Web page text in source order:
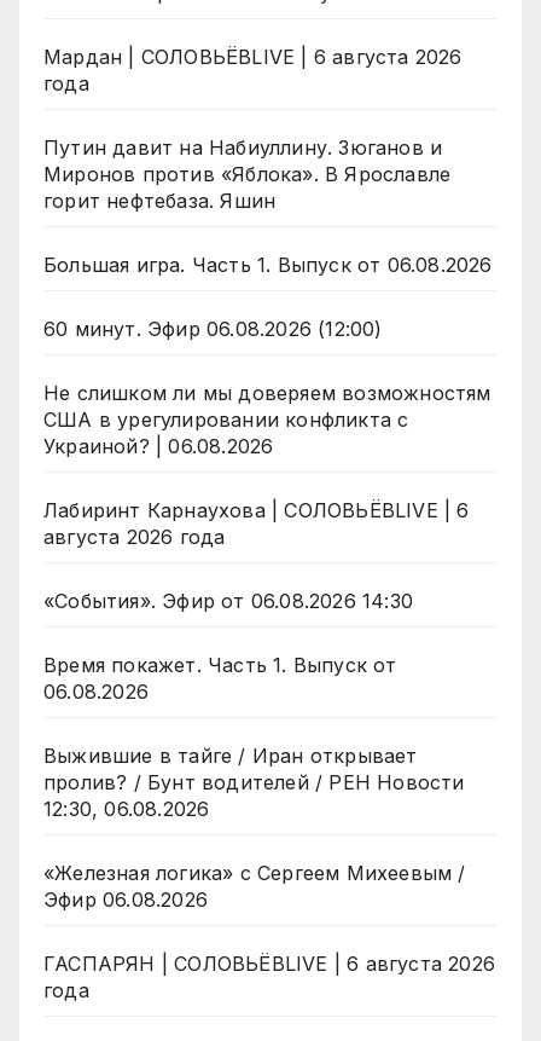
Мардан | СОЛОВЬЁВLIVE | 6 августа 2026
года
Путин давит на Набиуллину. Зюганов и
Миронов против «Яблока». В Ярославле
горит нефтебаза. Яшин
Большая игра. Часть 1. Выпуск от 06.08.2026
60 минут. Эфир 06.08.2026 (12:00)
Не слишком ли мы доверяем возможностям
США в урегулировании конфликта с
Украиной? | 06.08.2026
Лабиринт Карнаухова | СОЛОВЬЁВLIVE | 6
августа 2026 года
«События». Эфир от 06.08.2026 14:30
Время покажет. Часть 1. Выпуск от
06.08.2026
Выжившие в тайге / Иран открывает
пролив? / Бунт водителей / РЕН Новости
12:30, 06.08.2026
«Железная логика» с Сергеем Михеевым /
Эфир 06.08.2026
ГАСПАРЯН | СОЛОВЬЁВLIVE | 6 августа 2026
года